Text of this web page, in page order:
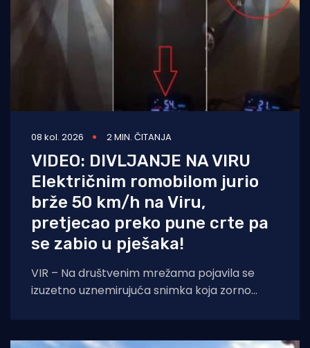
08 kol. 2026 2 MIN. ČITANJA
VIDEO: DIVLJANJE NA VIRU
Električnim romobilom jurio
brže 50 km/h na Viru,
pretjecao preko pune crte pa
se zabio u pješaka!
VIR – Na društvenim mrežama pojavila se
izuzetno uznemirujuća snimka koja zorno